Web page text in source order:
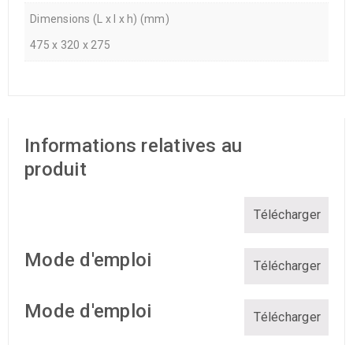
Dimensions (L x l x h) (mm)
475 x 320 x 275
Informations relatives au
produit
Télécharger
Mode d'emploi Télécharger
Mode d'emploi Télécharger